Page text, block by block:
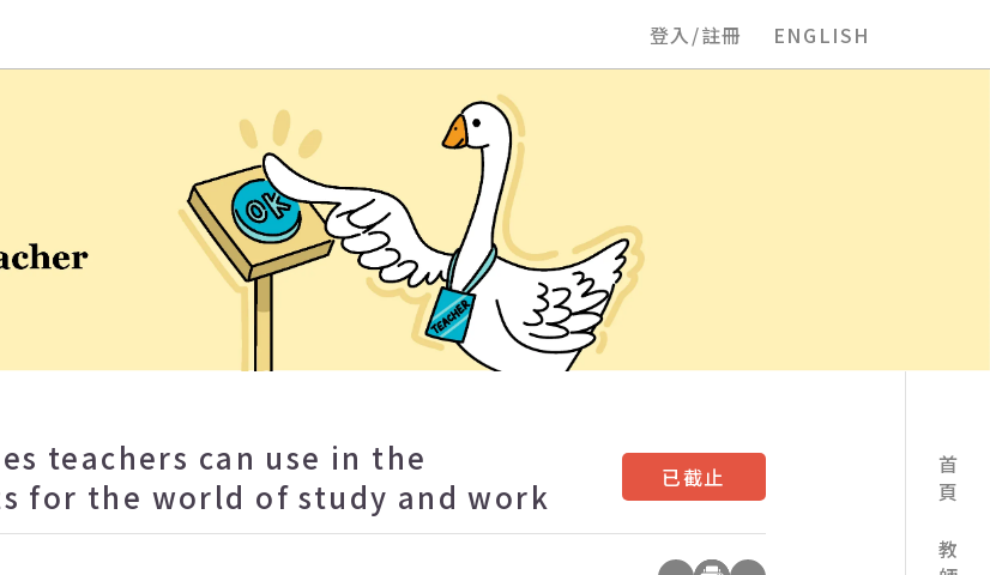
登入/註冊 ENGLISH
首頁
teachers can use in the
for the world of study and work
已截止